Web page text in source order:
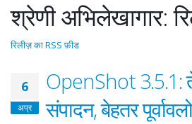
श्रेणी अभिलेखागार:
रिलीज़ का RSS फ़ीड
6
अप्र
OpenShot 3.5.1:
संपादन, बेहतर